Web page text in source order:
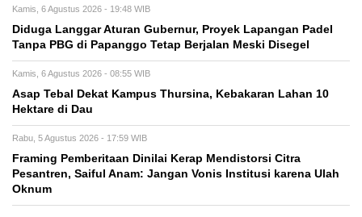
Kamis, 6 Agustus 2026 - 19:48 WIB
Diduga Langgar Aturan Gubernur, Proyek Lapangan Padel
Tanpa PBG di Papanggo Tetap Berjalan Meski Disegel
Kamis, 6 Agustus 2026 - 08:55 WIB
Asap Tebal Dekat Kampus Thursina, Kebakaran Lahan 10
Hektare di Dau
Rabu, 5 Agustus 2026 - 17:59 WIB
Framing Pemberitaan Dinilai Kerap Mendistorsi Citra
Pesantren, Saiful Anam: Jangan Vonis Institusi karena Ulah
Oknum